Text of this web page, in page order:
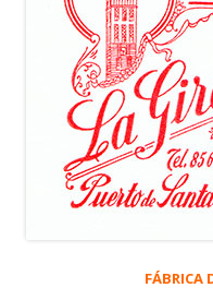
FÁBRICA